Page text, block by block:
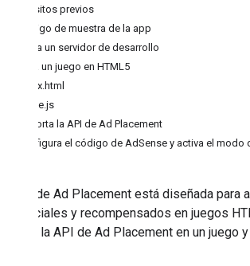
Requisitos previos
Código de muestra de la app
1. Inicia un servidor de desarrollo
2. Crea un juego en HTML5
index.html
game.js
3. Importa la API de Ad Placement
Configura el código de AdSense y activa el modo
La API de Ad Placement está diseñada
intersticiales y recompensados en juegos
integrar la API de Ad Placement en un juego